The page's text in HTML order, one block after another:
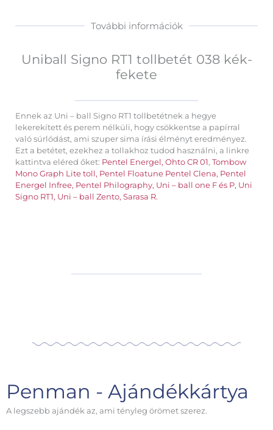
További információk
Uniball Signo RT1 tollbetét 038 kék-
fekete
Ennek az Uni – ball Signo RT1 tollbetétnek a hegye
lekerekített és perem nélküli, hogy csökkentse a papírral
való súrlódást, ami szuper sima írási élményt eredményez.
Ezt a betétet, ezekhez a tollakhoz tudod használni, a linkre
kattintva eléred őket: Pentel Energel, Ohto CR 01, Tombow
Mono Graph Lite toll, Pentel Floatune Pentel Clena, Pentel
Energel Infree, Pentel Philography, Uni – ball one F és P, Uni
Signo RT1, Uni – ball Zento, Sarasa R.
Penman - Ajándékkártya
A legszebb ajándék az, ami tényleg örömet szerez.